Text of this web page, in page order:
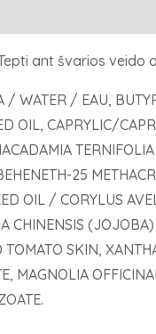
ant švarios veido
/ WATER / EAU,
OIL, CAPRYLIC/
25
OIL / CORYLUS
CHINENSIS (JOJOBA)
TOMATO SKIN,
MAGNOLIA